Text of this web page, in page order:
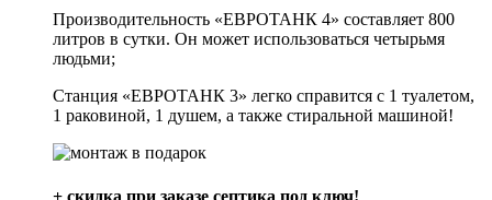
Производительность «ЕВРОТАНК 4» составляет 800
литров в сутки. Он может использоваться четырьмя
людьми;
Станция «ЕВРОТАНК 3» легко справится с 1 туалетом,
1 раковиной, 1 душем, а также стиральной машиной!
+ скидка при заказе септика под ключ!